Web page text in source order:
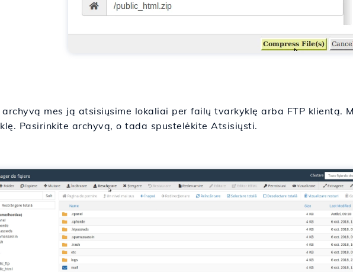
archyvą mes ją atsisiųsime lokaliai per failų tvarkyklę arba FTP klientą.
Pasirinkite archyvą, o tada spustelėkite Atsisiųsti.